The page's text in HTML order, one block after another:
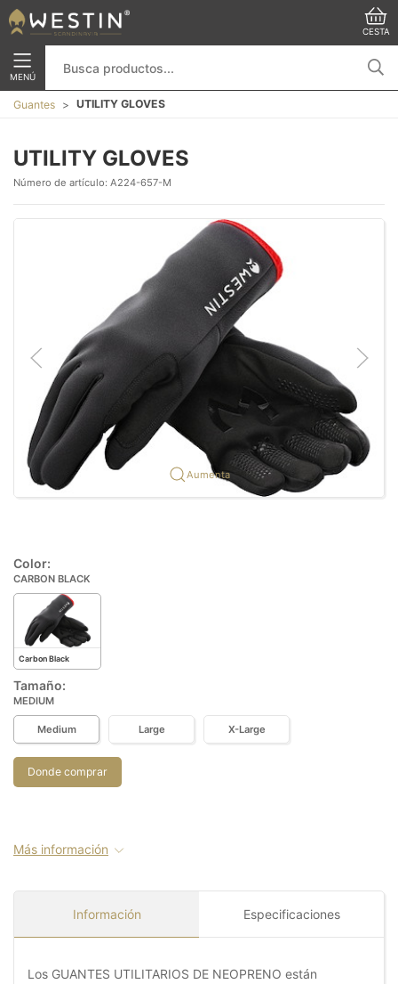
CESTA
MENÚ
Guantes UTILITY GLOVES
UTILITY GLOVES
Número de artículo: A224-657-M
Aumenta
Color:
CARBON BLACK
Carbon Black
Tamaño:
MEDIUM
Medium Large X-Large
Donde comprar
Más información
Información Especificaciones
Los GUANTES UTILITARIOS DE NEOPRENO están